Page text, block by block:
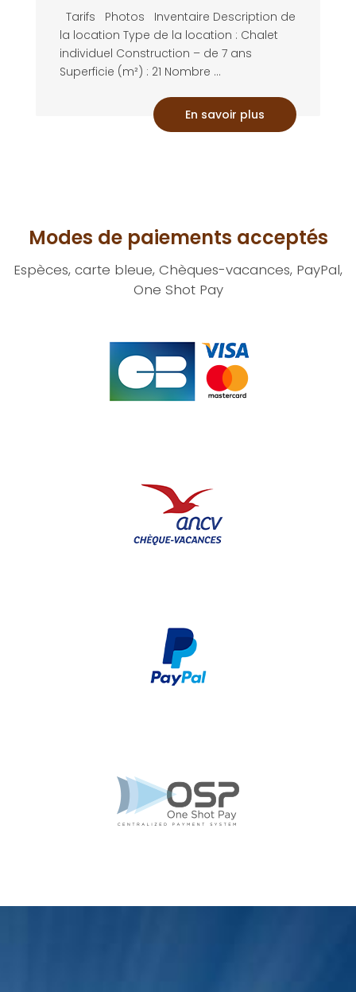
Tarifs Photos Inventaire Description de
la location Type de la location : Chalet
individuel Construction – de 7 ans
Superficie (m²) : 21 Nombre ...
En savoir plus
Modes de paiements acceptés
Espèces, carte bleue, Chèques-vacances, PayPal,
One Shot Pay